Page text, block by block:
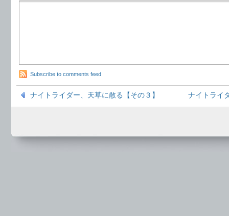
Subscribe to comments feed
ナイトライダー、天草に散る【その３】 ナイトライ